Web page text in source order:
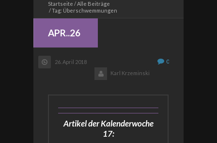
Startseite
Alle Beiträge
Tag: Überschwemmungen
APR..26
26. April 2018
0
Karl Krzeminski
Artikel der Kalenderwoche
17: